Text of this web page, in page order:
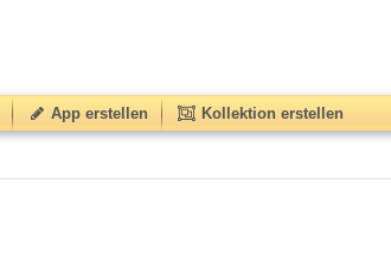
App erstellen Kollektion erstellen